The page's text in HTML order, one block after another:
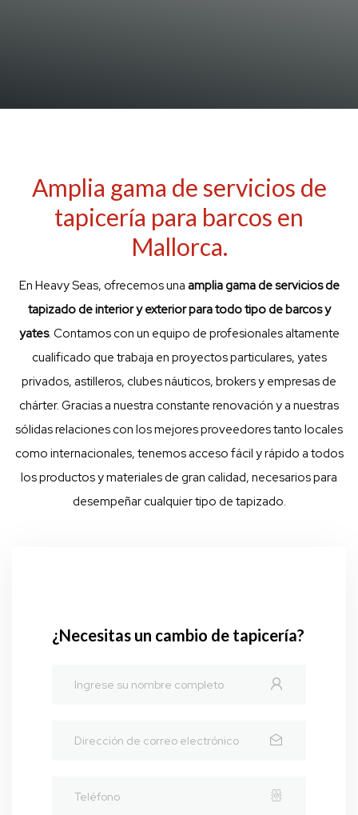
¿Necesitas un cambio de tapicería?
Amplia gama de servicios de
tapicería para barcos en
Mallorca.
En Heavy Seas, ofrecemos una amplia gama de servicios de
tapizado de interior y exterior para todo tipo de barcos y
yates. Contamos con un equipo de profesionales altamente
cualificado que trabaja en proyectos particulares, yates
privados, astilleros, clubes náuticos, brokers y empresas de
chárter. Gracias a nuestra constante renovación y a nuestras
sólidas relaciones con los mejores proveedores tanto locales
como internacionales, tenemos acceso fácil y rápido a todos
los productos y materiales de gran calidad, necesarios para
desempeñar cualquier tipo de tapizado.